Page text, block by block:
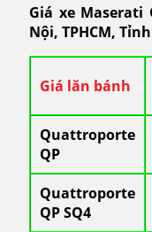
Giá xe
Nội, TPHCM, Tỉnh
Giá lăn bánh
Quattroporte
QP
Quattroporte
QP SQ4